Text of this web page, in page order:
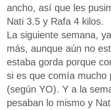
ancho, así que les
Nati 3.5 y Rafa 4 kilos.
La siguiente semana,
más, aunque aún no
estaba gorda porque
si es que comía mucho
(según YO). Y a la
pesaban lo mismo y